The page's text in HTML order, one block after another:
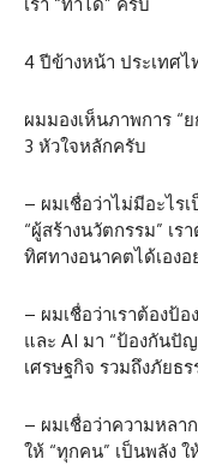
4 ปีข้างหน้า ประเทศไ
ผมมองเห็นภาพการ “
3 หัวใจหลักครับ
– ผมเชื่อว่าไม่มีอะไร
“ผู้สร้างนวัตกรรม” เร
ทิศทางอนาคตได้เองอ
– ผมเชื่อว่าเราต้องป้
และ AI มา “ป้องกันปั
เศรษฐกิจ รวมถึงภัยธ
– ผมเชื่อว่าความหล
ให้ “ทุกคน” เป็นพลัง